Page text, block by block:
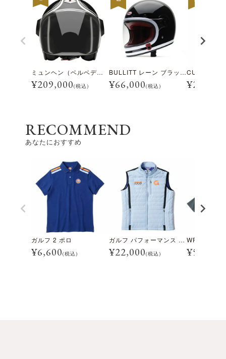
ミュンヘン（ベルベデーレ）
¥209,000(税込)
BULLITT レーン ブラック/ホワイト
¥66,000(税込) ¥28,600
RECOMMEND
あなたにおすすめ
ガルフ 2 ポロ
¥6,600(税込)
ガルフ パフォーマンス ダウンベスト
¥22,000(税込)
WRCTシャ
¥5,760